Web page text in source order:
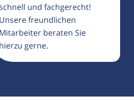
und fachgerecht!
Unsere freundlichen
Mitarbeiter beraten Sie
hierzu gerne.